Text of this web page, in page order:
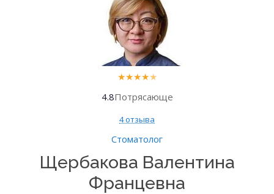
★★★★★
4.8Потрясающе
4 отзыва
Стоматолог
Щербакова Валентина
Францевна